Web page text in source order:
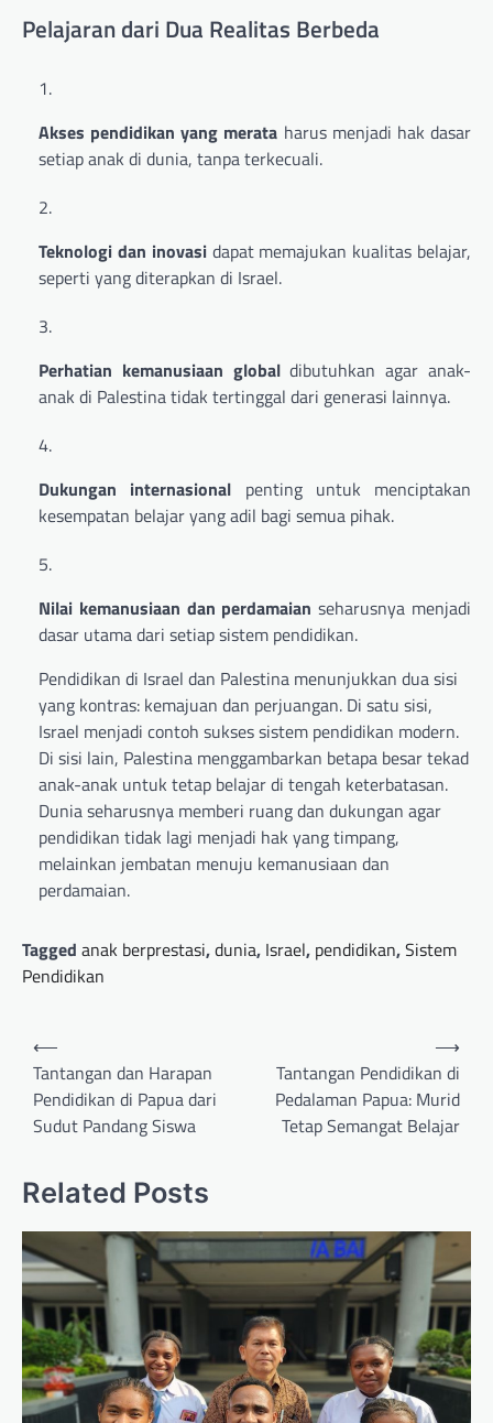
Pelajaran dari Dua Realitas Berbeda
Akses pendidikan yang merata harus menjadi hak dasar
setiap anak di dunia, tanpa terkecuali.
Teknologi dan inovasidapat memajukan kualitas belajar,
seperti yang diterapkan di Israel.
Perhatian kemanusiaan globaldibutuhkan agar anak-
anak di Palestina tidak tertinggal dari generasi lainnya.
Dukungan internasional penting untuk menciptakan
kesempatan belajar yang adil bagi semua pihak.
Nilai kemanusiaan dan perdamaian seharusnya menjadi
dasar utama dari setiap sistem pendidikan.
Pendidikan di Israel dan Palestina menunjukkan dua sisi
yang kontras: kemajuan dan perjuangan. Di satu sisi,
Israel menjadi contoh sukses sistem pendidikan modern.
Di sisi lain, Palestina menggambarkan betapa besar tekad
anak-anak untuk tetap belajar di tengah keterbatasan.
Dunia seharusnya memberi ruang dan dukungan agar
pendidikan tidak lagi menjadi hak yang timpang,
melainkan jembatan menuju kemanusiaan dan
perdamaian.
Tagged anak berprestasi,dunia, Israel, pendidikan,Sistem
Pendidikan
Post
navigation
⟵
Tantangan dan Harapan
Pendidikan di Papua dari
Sudut Pandang Siswa
Tantangan Pendidikan di
Pedalaman Papua: Murid
Tetap Semangat Belajar
⟶
Related Posts